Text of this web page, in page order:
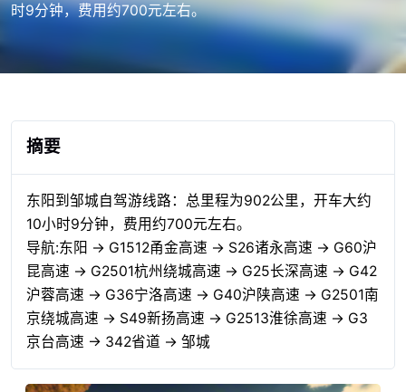
时9分钟，费用约700元左右。
摘要
东阳到邹城自驾游线路：总里程为902公里，开车大约
10小时9分钟，费用约700元左右。
导航:东阳 → G1512甬金高速 → S26诸永高速 → G60沪
昆高速 → G2501杭州绕城高速 → G25长深高速 → G42
沪蓉高速 → G36宁洛高速 → G40沪陕高速 → G2501南
京绕城高速 → S49新扬高速 → G2513淮徐高速 → G3
京台高速 → 342省道 → 邹城